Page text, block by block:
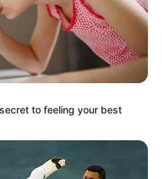
to feeling your best